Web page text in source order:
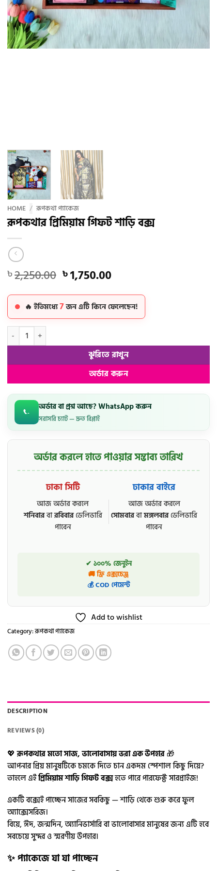
HOME / রূপকথা প্যাকেজ
রূপকথার প্রিমিয়াম গিফট শাড়ি বক্স
৳2,250.00 Original
price
was:
৳ 2,250.00.
৳1,750.00Current
is:
৳ 1,750.00.
🔥 ইতিমধ্যে7জন এটি কিনে ফেলেছেন!
রূপকথার প্রিমিয়াম গিফট শাড়ি বক্স quantity
ঝুরিতে রাখুন
অর্ডার করুন
অর্ডার বা প্রশ্ন আছে? WhatsApp করুন
সরাসরি চ্যাট — দ্রুত রিপ্লাই
অর্ডার করলে হাতে পাওয়ার সম্ভাব্য তারিখ
ঢাকা সিটি
আজ অর্ডার করলে
শনিবারবারবিবারডেলিভারি
পাবেন
ঢাকার বাইরে
আজ অর্ডার করলে
সোমবারবামঙ্গলবারডেলিভারি
পাবেন
✔ ১০০% জেনুইন
🚚 ফ্রি এক্সচেঞ্জ
💰 COD পেমেন্ট
Add to wishlist
Category:রূপকথা প্যাকেজ
DESCRIPTION
REVIEWS (0)
💖রূপকথার মতো সাজ, ভালোবাসায় ভরা এক উপহার🎁
আপনার প্রিয় মানুষটিকে চমকে দিতে চান একদম স্পেশাল কিছু দিয়ে?
তাহলে এইপ্রিমিয়াম শাড়ি গিফট বক্সহতে পারে পারফেক্ট সারপ্রাইজ!
একটি বক্সেই পাচ্ছেন সাজের সবকিছু — শাড়ি থেকে শুরু করে ফুল
অ্যাক্সেসরিজ।
বিয়ে, ঈদ, জন্মদিন, অ্যানিভার্সারি বা ভালোবাসার মানুষের জন্য এটি হবে
সবচেয়ে সুন্দর ও স্মরণীয় উপহার।
✨ প্যাকেজে যা যা পাচ্ছেন